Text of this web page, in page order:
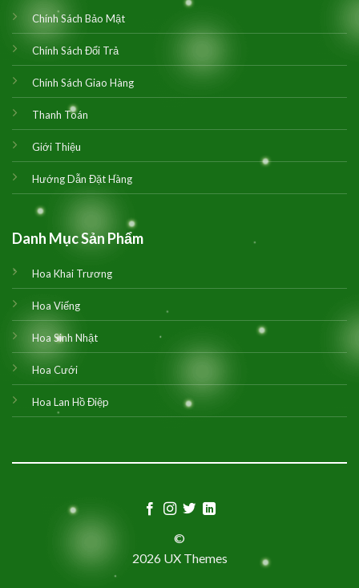
Chính Sách Bảo Mật
Chính Sách Đổi Trả
Chính Sách Giao Hàng
Thanh Toán
Giới Thiệu
Hướng Dẫn Đặt Hàng
Danh Mục Sản Phẩm
Hoa Khai Trương
Hoa Viếng
Hoa Sinh Nhật
Hoa Cưới
Hoa Lan Hồ Điệp
©
2026 UX Themes